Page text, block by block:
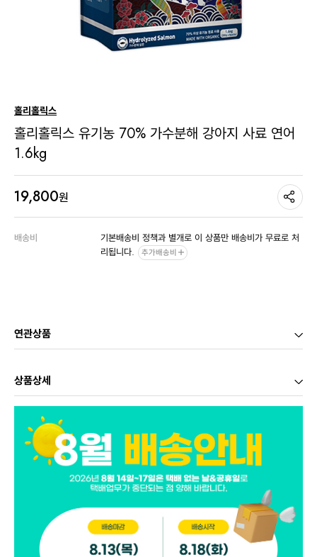
홀리홀릭스
홀리홀릭스 유기농 70% 가수분해 강아지 사료 연어
1.6kg
19,800원
배송비
기본배송비 정책과 별개로 이 상품만 배송비가 무료로 처
리됩니다.
추가배송비
연관상품
상품상세